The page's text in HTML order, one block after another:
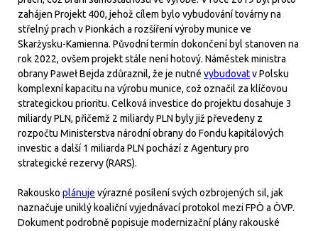
zahájen Projekt 400, jehož cílem bylo vybudování továrny na
střelný prach v Pionkách a rozšíření výroby munice ve
Skarżysku-Kamienna. Původní termín dokončení byl stanoven na
rok 2022, ovšem projekt stále není hotový. Náměstek ministra
obrany Paweł Bejda zdůraznil, že je nutné vybudovatv Polsku
komplexní kapacitu na výrobu munice, což označil za klíčovou
strategickou prioritu. Celková investice do projektu dosahuje 3
miliardy PLN, přičemž 2 miliardy PLN byly již převedeny z
rozpočtu Ministerstva národní obrany do Fondu kapitálových
investic a další 1 miliarda PLN pochází z Agentury pro
strategické rezervy (RARS).
Rakousko plánuje výrazné posílení svých ozbrojených sil, jak
naznačuje uniklý koaliční vyjednávací protokol mezi FPÖ a ÖVP.
Dokument podrobně popisuje modernizační plány rakouské